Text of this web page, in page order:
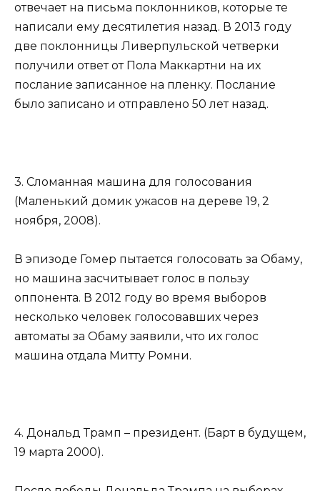
отвечает на письма поклонников, которые те
написали ему десятилетия назад. В 2013 году
две поклонницы Ливерпульской четверки
получили ответ от Пола Маккартни на их
послание записанное на пленку. Послание
было записано и отправлено 50 лет назад.
3. Сломанная машина для голосования
(Маленький домик ужасов на дереве 19, 2
ноября, 2008).
В эпизоде Гомер пытается голосовать за Обаму,
но машина засчитывает голос в пользу
оппонента. В 2012 году во время выборов
несколько человек голосовавших через
автоматы за Обаму заявили, что их голос
машина отдала Митту Ромни.
4. Дональд Трамп – президент. (Барт в будущем,
19 марта 2000).